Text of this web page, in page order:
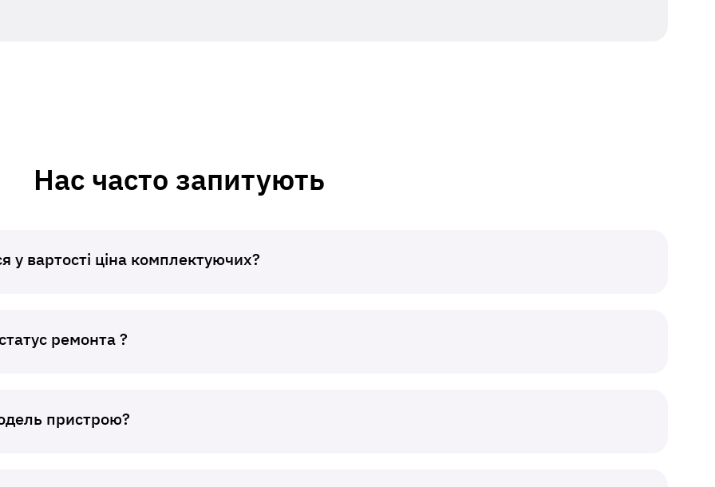
Нас часто запитують
у вартості ціна комплектуючих?
ремонта ?
пристрою?